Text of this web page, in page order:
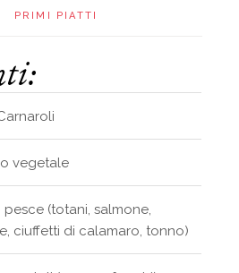
PRIMI PIATTI
vegetale
pesce (totani, salmone,
ciuffetti di calamaro, tonno)